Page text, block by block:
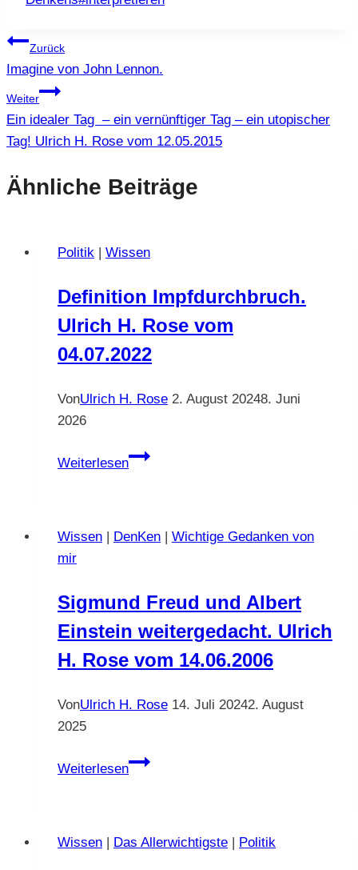
Beitragsnavigation
Zurück
Imagine von John Lennon.
Weiter
Ein idealer Tag – ein vernünftiger Tag – ein utopischer
Tag! Ulrich H. Rose vom 12.05.2015
Ähnliche Beiträge
Politik Wissen
Definition Impfdurchbruch.
Ulrich H. Rose vom
04.07.2022
VonUlrich H. Rose 2. August 20248. Juni
2026
Weiterlesen
Definition
Rose
Wissen DenKen
Wichtige Gedanken von
mir
Sigmund Freud und Albert
Einstein weitergedacht. Ulrich
H. Rose vom 14.06.2006
VonUlrich H. Rose 14. Juli 20242. August
2025
Weiterlesen
Sigmund
Einstein
Wissen Das Allerwichtigste Politik